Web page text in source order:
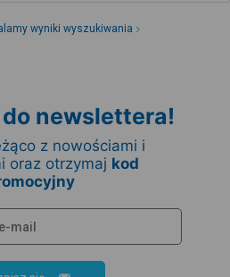
wyniki wyszukiwania
newslettera!
z nowościami i
oraz otrzymaj kod